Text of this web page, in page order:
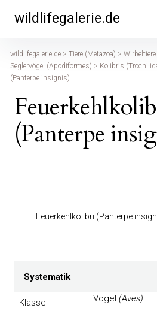
überspringen
wildlifegalerie.de
wildlifegalerie.de > Tiere (Metazoa) >
Seglervögel (Apodiformes) > Kolibris
(Panterpe insignis)
(Panterpe
Feuerkehlkolibri (Panterpe
Systematik
Klasse Vögel (Aves)